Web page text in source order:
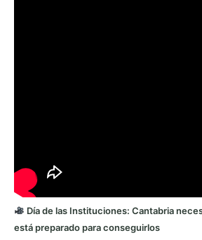
Día de las Instituciones: Cantabria
está preparado para conseguirlos